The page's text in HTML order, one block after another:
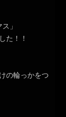
」
た！！
の輪っかをつ